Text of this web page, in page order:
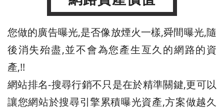
您做的廣告曝光,是否像放煙火一樣,舜間曝光,隨
後消失殆盡,並不會為您產生亙久的網路的資
產,!!
網站排名-搜尋行銷不只是在於精準關鍵,更可以
讓您網站於搜尋引擎累積曝光資產,方案做越久